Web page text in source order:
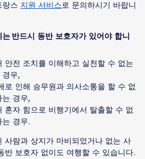
랑스 지원 서비스로 문의하시기 바랍니
반드시 동반 보호자가 있어야 합니
안전 조치를 이해하고 실천할 수 없는
경우,
로 인해 승무원과 의사소통을 할 수 없
는 경우,
혼자 힘으로 비행기에서 탈출할 수 없
는 경우.
사람과 상지가 마비되었거나 없는 사
반 보호자 없이도 여행할 수 있습니다.